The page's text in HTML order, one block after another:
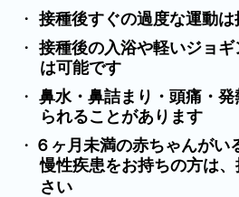
・ 接種後すぐの過度な運動
・ 接種後の入浴や軽いジョ
は可能です
・ 鼻水・鼻詰まり・頭痛・
られることがあります
・ ６ヶ月未満の赤ちゃんがい
慢性疾患をお持ちの方は
さい